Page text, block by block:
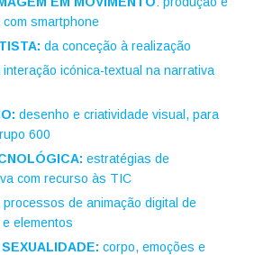
smartphone
da conceção à realização
interação icónica-textual na narrativa
desenho e criatividade visual, para
600
estratégias de
com recurso às TIC
processos de animação digital de
elementos
corpo, emoções e